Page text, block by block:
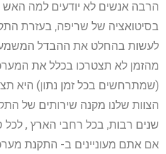
הרבה אנשים לא יודעים למה
בסיטואציה של שריפה, בעזרת
מהזמן לא תצטרכו בכלל את
(שמתרחשים בכל זמן נתון) היא
הצוות שלנו מקנה שירותים של
שנים רבות, בכל רחבי הארץ , לכל
אם אתם מעוניינים ב- התקנת